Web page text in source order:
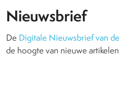
Nieuwsbrief
De Digitale Nieuwsbrief van
de hoogte van nieuwe